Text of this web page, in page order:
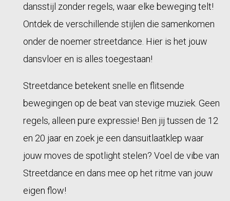
dansstijl zonder regels, waar elke beweging telt!
Ontdek de verschillende stijlen die samenkomen
onder de noemer streetdance. Hier is het jouw
dansvloer en is alles toegestaan!
Streetdance betekent snelle en flitsende
bewegingen op de beat van stevige muziek. Geen
regels, alleen pure expressie! Ben jij tussen de 12
en 20 jaar en zoek je een dansuitlaatklep waar
jouw moves de spotlight stelen? Voel de vibe van
Streetdance en dans mee op het ritme van jouw
eigen flow!